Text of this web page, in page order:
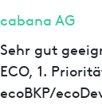
cabana AG
Sehr gut
ECO, 1.
ecoBKP/